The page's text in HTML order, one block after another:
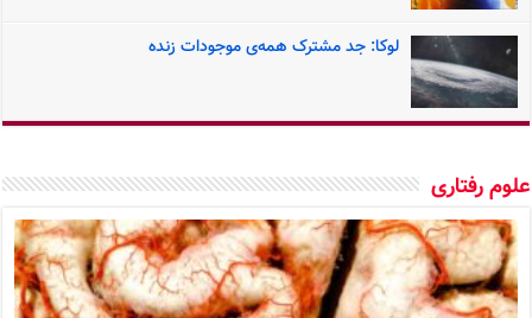
لوکا: جد مشترک همه‌ی موجودات زنده
رفتاری